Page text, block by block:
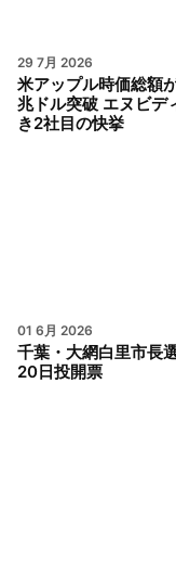
29 7月 2026
米アップル時価総額
兆ドル突破 エヌビデ
き2社目の快挙
01 6月 2026
千葉・大網白里市長
20日投開票